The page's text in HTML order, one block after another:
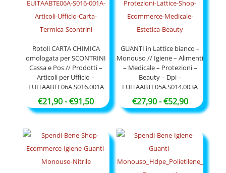
Rotoli CARTA CHIMICA
omologata per SCONTRINI
Cassa e Pos // Prodotti –
Articoli per Ufficio –
EUITAABTE06A.S016.001A
€21,90-€91,50Fascia
di
prezzo:
da
€21,90
GUANTI in Lattice bianco –
Monouso // Igiene – Alimenti
– Medicale – Protezioni –
Beauty – Dpi –
EUITAABTE05A.S014.003A
€27,90-€52,90Fascia
di
da
a